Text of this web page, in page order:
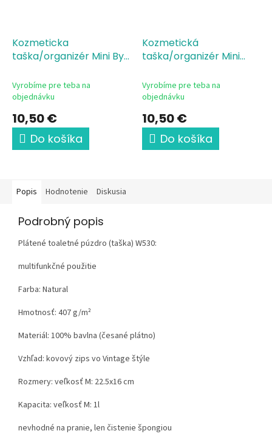
Kozmeticka
taška/organizér Mini Byť
Mudr žena
Vyrobíme pre teba na
objednávku
10,50 €
Do košíka
Kozmetická
taška/organizér Mini
srdcom
Vyrobíme pre teba na
objednávku
10,50 €
Do košíka
Popis Hodnotenie Diskusia
Podrobný popis
Plátené toaletné púzdro (taška) W530:
multifunkčné použitie
Farba: Natural
Hmotnosť: 407 g/m²
Materiál: 100% bavlna (česané plátno)
Vzhľad: kovový zips vo Vintage štýle
Rozmery: veľkosť M: 22.5x16 cm
Kapacita: veľkosť M: 1l
nevhodné na pranie, len čistenie špongiou